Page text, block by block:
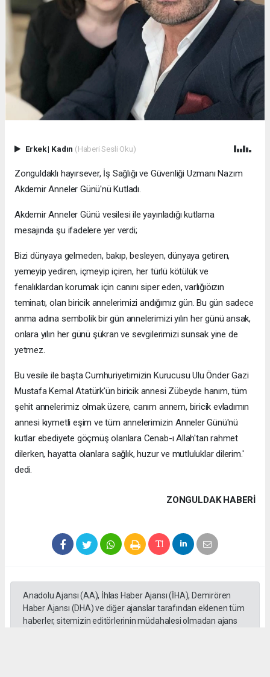
Erkek| Kadın (Haberi Sesli Oku)
Zonguldaklı hayırsever, İş Sağlığı ve Güvenliği Uzmanı Nazım
Akdemir Anneler Günü'nü Kutladı.
Akdemir Anneler Günü vesilesi ile yayınladığı kutlama
mesajında şu ifadelere yer verdi;
Bizi dünyaya gelmeden, bakıp, besleyen, dünyaya getiren,
yemeyip yediren, içmeyip içiren, her türlü kötülük ve
fenalıklardan korumak için canını siper eden, varlığıöızın
teminatı, olan biricik annelerimizi andığımız gün. Bu gün sadece
anma adına sembolik bir gün annelerimizi yılın her günü ansak,
onlara yılın her günü şükran ve sevgilerimizi sunsak yine de
yetmez.
Bu vesile ile başta Cumhuriyetimizin Kurucusu Ulu Önder Gazi
Mustafa Kemal Atatürk'ün biricik annesi Zübeyde hanım, tüm
şehit annelerimiz olmak üzere, canım annem, biricik evladımın
annesi kıymetli eşim ve tüm annelerimizin Anneler Günü'nü
kutlar ebediyete göçmüş olanlara Cenab-ı Allah'tan rahmet
dilerken, hayatta olanlara sağlık, huzur ve mutluluklar dilerim.'
dedi.
ZONGULDAK HABERİ
Anadolu Ajansı (AA), İhlas Haber Ajansı (İHA), Demirören
Haber Ajansı (DHA) ve diğer ajanslar tarafından eklenen tüm
haberler, sitemizin editörlerinin müdahalesi olmadan ajans